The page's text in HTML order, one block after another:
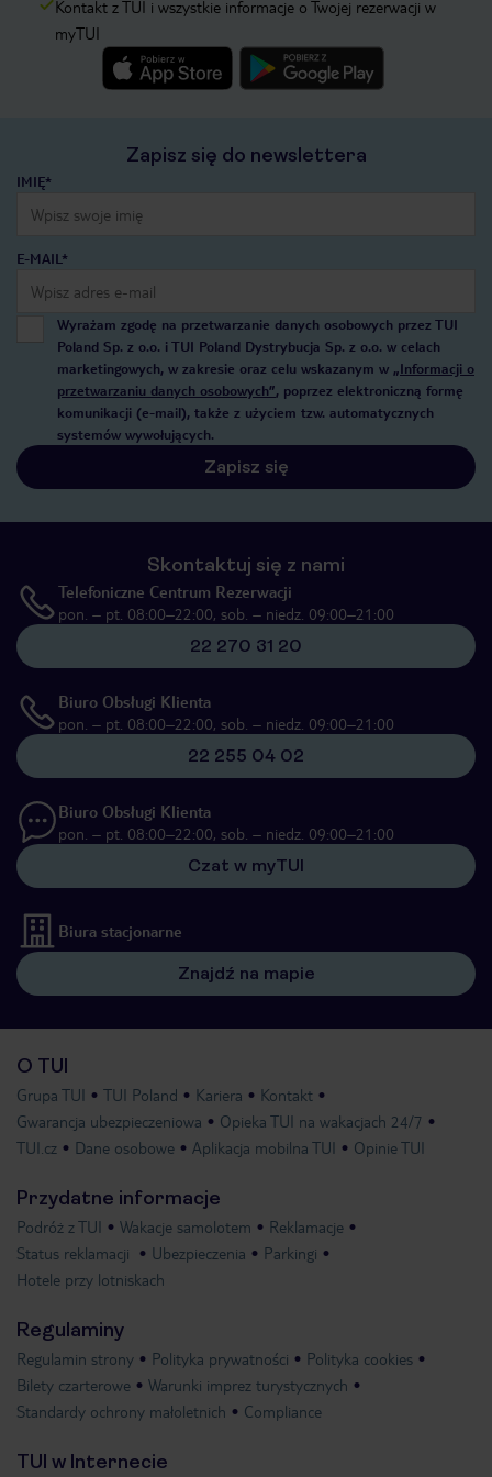
Kontakt z TUI i wszystkie informacje o Twojej rezerwacji w
myTUI
Zapisz się do newslettera
IMIĘ*
E-MAIL*
Wyrażam zgodę na przetwarzanie danych osobowych przez TUI
Poland Sp. z o.o. i TUI Poland Dystrybucja Sp. z o.o. w celach
marketingowych, w zakresie oraz celu wskazanym w „Informacji o
przetwarzaniu danych osobowych”, poprzez elektroniczną formę
komunikacji (e-mail), także z użyciem tzw. automatycznych
systemów wywołujących.
Zapisz się
Skontaktuj się z nami
Telefoniczne Centrum Rezerwacji
pon. – pt. 08:00–22:00, sob. – niedz. 09:00–21:00
22 270 31 20
Biuro Obsługi Klienta
pon. – pt. 08:00–22:00, sob. – niedz. 09:00–21:00
22 255 04 02
Biuro Obsługi Klienta
pon. – pt. 08:00–22:00, sob. – niedz. 09:00–21:00
Czat w myTUI
Biura stacjonarne
Znajdź na mapie
O TUI
Grupa TUI TUI Poland Kariera
Kontakt
Gwarancja ubezpieczeniowa
Opieka TUI na wakacjach 24/7
TUI.cz
Dane osobowe Aplikacja mobilna TUI Opinie TUI
Przydatne informacje
Podróż z TUI Wakacje samolotem
Reklamacje
Status reklamacji
Ubezpieczenia
Parkingi
Hotele przy lotniskach
Regulaminy
Regulamin strony Polityka prywatności
Polityka cookies
Bilety czarterowe
Warunki imprez turystycznych
Standardy ochrony małoletnich
Compliance
TUI w Internecie